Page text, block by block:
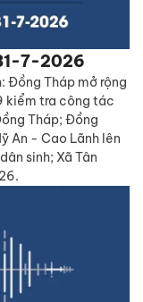
7-2026
Đồng Tháp mở rộng
kiểm tra công tác
Tháp; Đồng
An - Cao Lãnh lên
sinh; Xã Tân